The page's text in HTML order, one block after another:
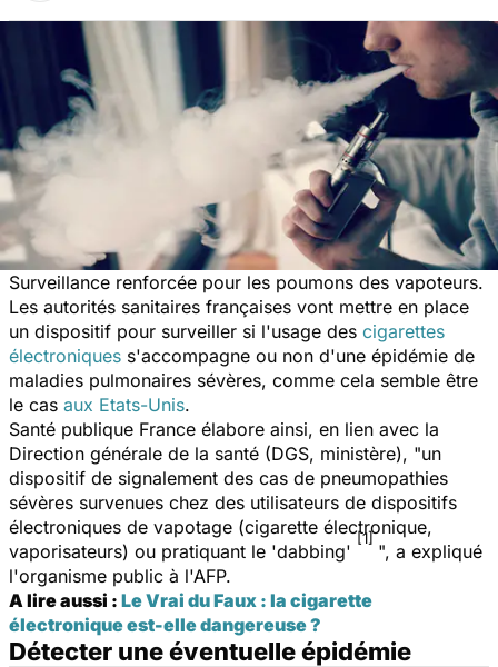
Surveillance renforcée pour les poumons des vapoteurs.
Les autorités sanitaires françaises vont mettre en place
un dispositif pour surveiller si l'usage des cigarettes
électroniques s'accompagne ou non d'une épidémie de
maladies pulmonaires sévères, comme cela semble être
le cas aux Etats-Unis.
Santé publique France élabore ainsi, en lien avec la
Direction générale de la santé (DGS, ministère), "un
dispositif de signalement des cas de pneumopathies
sévères survenues chez des utilisateurs de dispositifs
électroniques de vapotage (cigarette électronique,
vaporisateurs) ou pratiquant le 'dabbing'
[1]
", a expliqué
l'organisme public à l'AFP.
A lire aussi : Le Vrai du Faux : la cigarette
électronique est-elle dangereuse ?
Détecter une éventuelle épidémie